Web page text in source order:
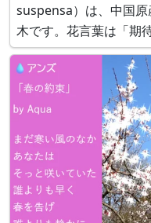
suspensa）は、中国
木です。花言葉は「期待」「
（赤） アマリリス（
hybridum）は、中南